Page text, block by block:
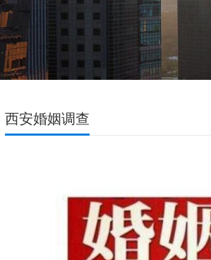
西安婚姻调查